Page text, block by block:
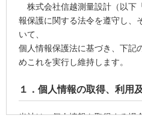
株式会社信越測量設計（以下
報保護に関する法令を遵守し、
いて、
個人情報保護法に基づき、下記
めこれを実行し維持します。
１．個人情報の取得、利用
当社は、個人情報を取得する場